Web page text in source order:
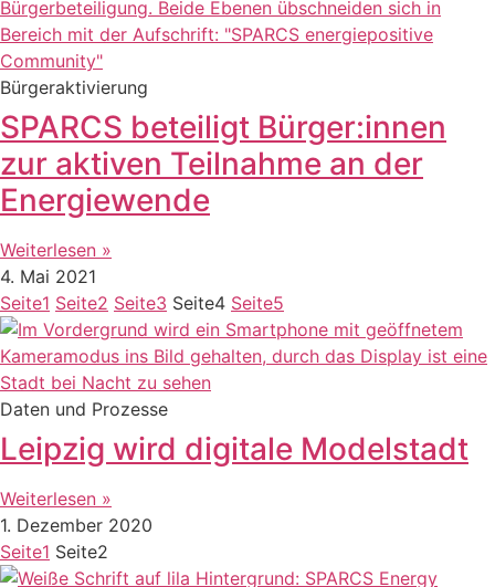
Bürgeraktivierung
SPARCS beteiligt Bürger:innen
zur aktiven Teilnahme an der
Energiewende
Weiterlesen »
4. Mai 2021
Seite1 Seite2 Seite3 Seite4 Seite5
Daten und Prozesse
Leipzig wird digitale Modelstadt
Weiterlesen »
1. Dezember 2020
Seite1 Seite2